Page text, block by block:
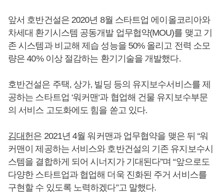
앞서 호반건설은 2020년 8월 스타트업 에이올코리아와
차세대 환기시스템 공동개발 업무협약(MOU)를 맺고 기
존 시스템과 비교해 제습 성능을 50% 올리고 전력 소모
량은 40% 이상 절감하는 환기기술을 개발했다.
호반건설은 주택, 상가, 빌딩 등의 유지보수서비스를 제
공하는 스타트업 ‘워커맨‘과 협업해 건물 유지보수부문
의 서비스 고도화에도 힘을 쏟고 있다.
김대헌은 2021년 4월 워커맨과 업무협약을 맺은 뒤 “워
커맨이 제공하는 서비스와 호반건설의 기존 유지보수시
스템을 결합하게 되어 시너지가 기대된다”며 “앞으로도
다양한 스타트업과 협업해 더욱 진화된 주거 서비스를
구현할 수 있도록 노력하겠다”고 말했다.